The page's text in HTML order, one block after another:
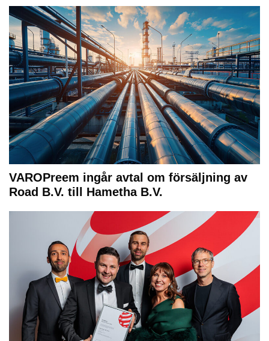
VAROPreem ingår avtal om försäljning av
Road B.V. till Hametha B.V.